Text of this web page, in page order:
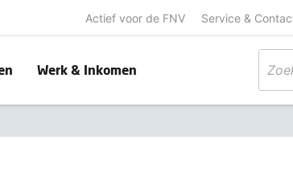
Actief voor de FNV Service &
Werk & Inkomen